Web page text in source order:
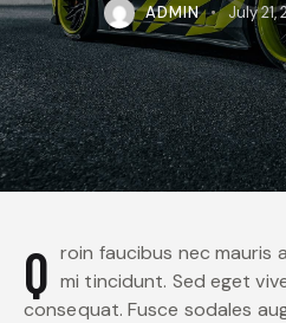
ADMIN July 21,
Qroin faucibus nec mauris a sodales, sed elementum mi tincidunt. Sed eget
consequat. Fusce sodales